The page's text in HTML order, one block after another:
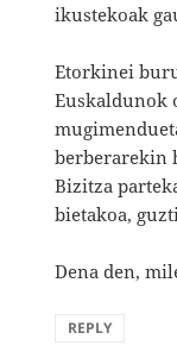
ikustekoak
Etorkinei
Euskaldunok
berberarekin
Bizitza
bietakoa,
Dena den,
REPLY